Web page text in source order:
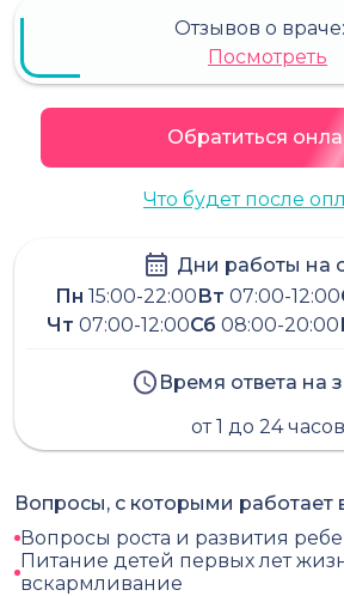
Отзывов о враче:
Посмотреть
Обратиться
Что будет после
Дни работы на
Пн 15:00-22:00 Вт 07:00-12:00
Чт 07:00-12:00Сб 08:00-20:00
Время ответа на
от 1 до 24 часов
Вопросы, с которыми работает
Вопросы роста и развития
Питание детей первых лет
вскармливание